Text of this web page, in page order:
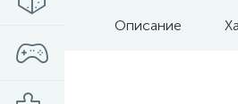
Описание